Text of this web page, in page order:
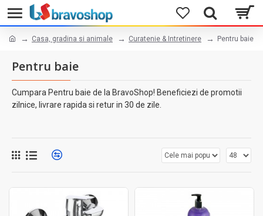
Casa, gradina si animale Curatenie & Intretinere Pentru baie
Pentru baie
Cumpara Pentru baie de la BravoShop! Beneficiezi de promotii
zilnice, livrare rapida si retur in 30 de zile.